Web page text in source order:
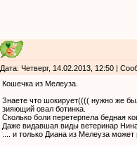
Дата: Четверг, 14.02.2013, 12:50 |
Кошечка из Мелеуза.
Знаете что шокирует(((( нужно же
зияющий овал ботинка.
Сколько боли перетерпела бедная
Даже видавшая виды ветеринар
.... и только Диана из Мелеуза